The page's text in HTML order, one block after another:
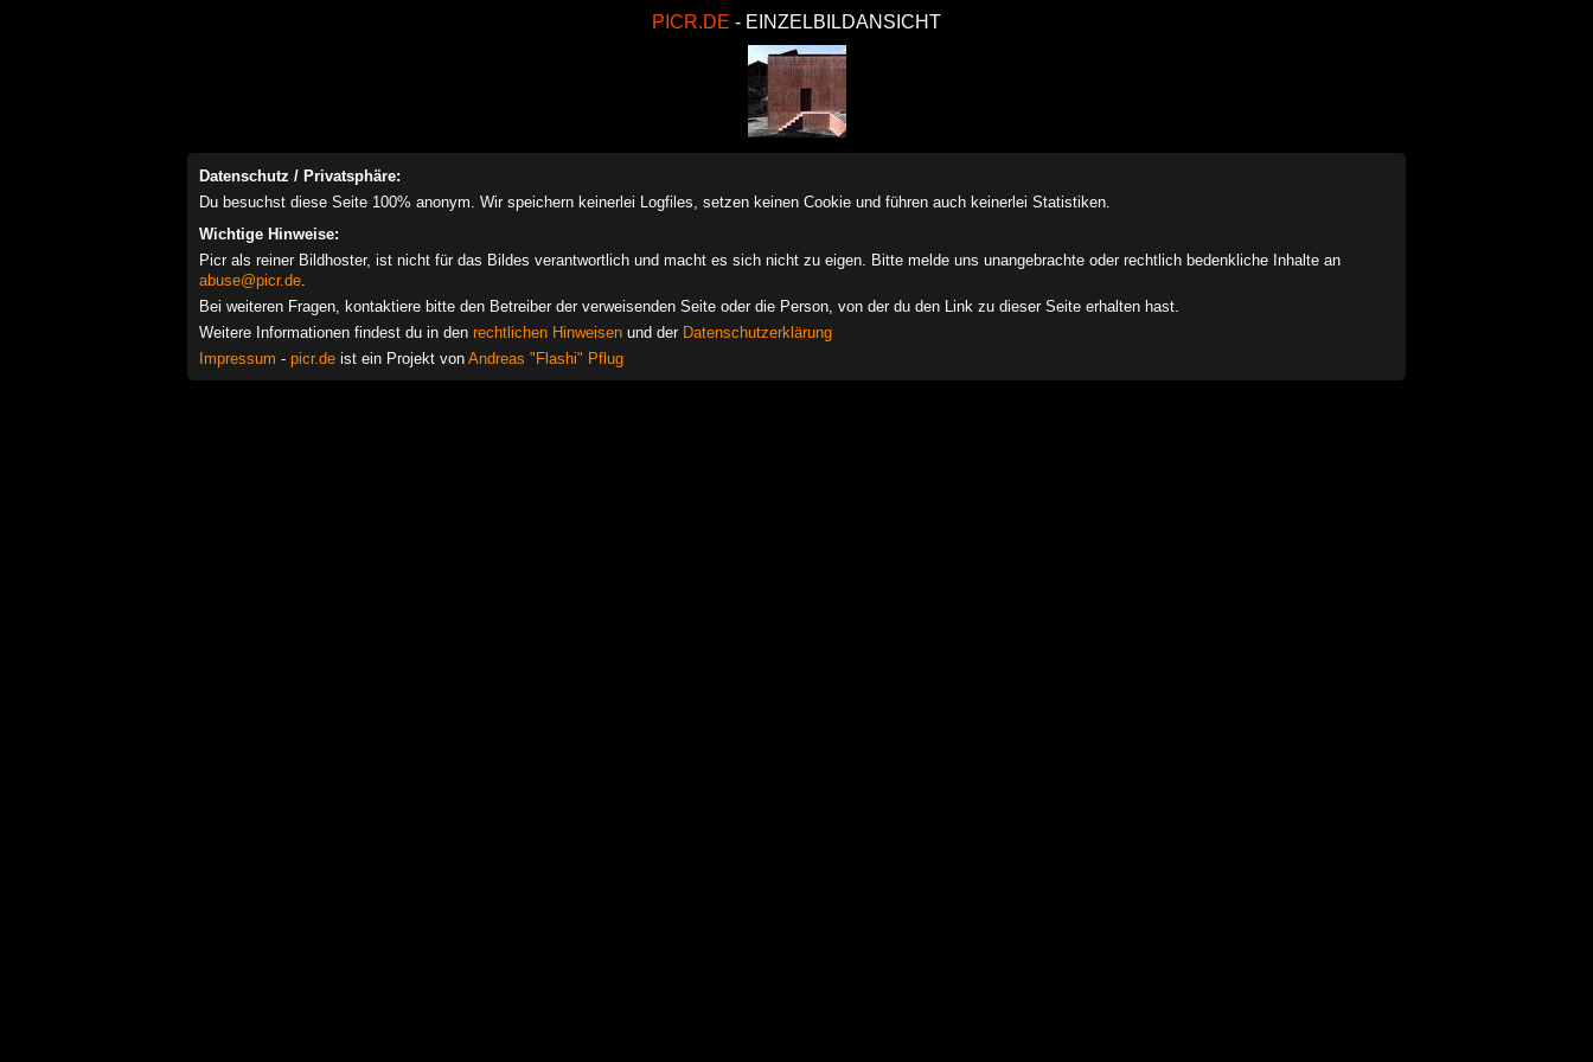
PICR.DE - EINZELBILDANSICHT
Datenschutz / Privatsphäre:
Du besuchst diese Seite 100% anonym. Wir speichern keinerlei Logfiles, setzen keinen Cookie und führen auch keinerlei Statistiken.
Wichtige Hinweise:
Picr als reiner Bildhoster, ist nicht für das Bildes verantwortlich und macht es sich nicht zu eigen. Bitte melde uns unangebrachte oder rechtlich bedenkliche Inhalte an
abuse@picr.de.
Bei weiteren Fragen, kontaktiere bitte den Betreiber der verweisenden Seite oder die Person, von der du den Link zu dieser Seite erhalten hast.
Weitere Informationen findest du in den rechtlichen Hinweisen und der Datenschutzerklärung
Impressum - picr.de ist ein Projekt von Andreas "Flashi" Pflug